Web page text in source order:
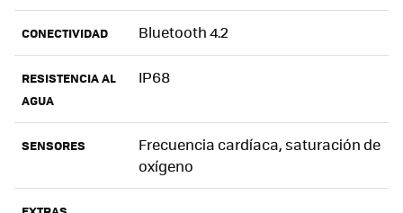
CONECTIVIDAD Bluetooth 4.2
RESISTENCIA AL
AGUA
IP68
SENSORES
Frecuencia cardíaca, saturación de
oxígeno